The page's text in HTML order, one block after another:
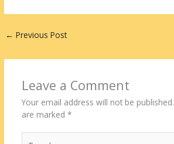
← Previous Post
Leave a Comment
Your email address will not be published.
are marked *